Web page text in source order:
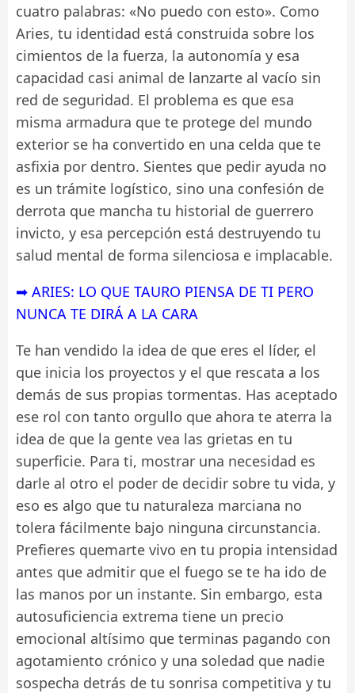
cuatro palabras: «No puedo con esto». Como
Aries, tu identidad está construida sobre los
cimientos de la fuerza, la autonomía y esa
capacidad casi animal de lanzarte al vacío sin
red de seguridad. El problema es que esa
misma armadura que te protege del mundo
exterior se ha convertido en una celda que te
asfixia por dentro. Sientes que pedir ayuda no
es un trámite logístico, sino una confesión de
derrota que mancha tu historial de guerrero
invicto, y esa percepción está destruyendo tu
salud mental de forma silenciosa e implacable.
➡ ARIES: LO QUE TAURO PIENSA DE TI PERO
NUNCA TE DIRÁ A LA CARA
Te han vendido la idea de que eres el líder, el
que inicia los proyectos y el que rescata a los
demás de sus propias tormentas. Has aceptado
ese rol con tanto orgullo que ahora te aterra la
idea de que la gente vea las grietas en tu
superficie. Para ti, mostrar una necesidad es
darle al otro el poder de decidir sobre tu vida, y
eso es algo que tu naturaleza marciana no
tolera fácilmente bajo ninguna circunstancia.
Prefieres quemarte vivo en tu propia intensidad
antes que admitir que el fuego se te ha ido de
las manos por un instante. Sin embargo, esta
autosuficiencia extrema tiene un precio
emocional altísimo que terminas pagando con
agotamiento crónico y una soledad que nadie
sospecha detrás de tu sonrisa competitiva y tu